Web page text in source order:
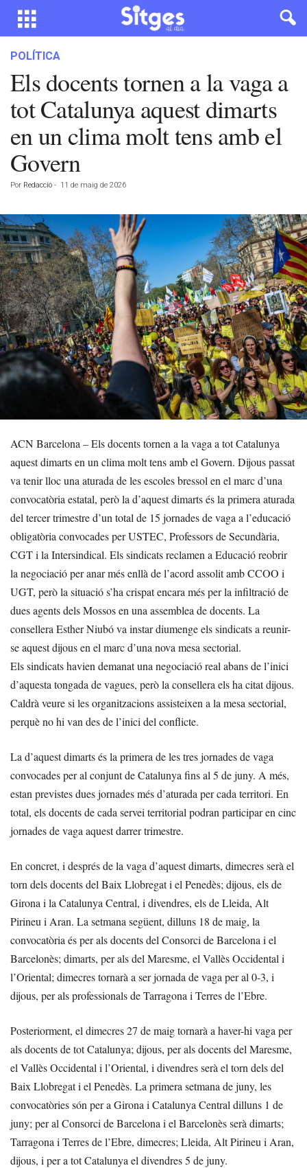
POLÍTICA
Els docents tornen a la vaga a
tot Catalunya aquest dimarts
en un clima molt tens amb el
Govern
Por Redacció - 11 de maig de 2026
ACN Barcelona – Els docents tornen a la vaga a tot Catalunya
aquest dimarts en un clima molt tens amb el Govern. Dijous passat
va tenir lloc una aturada de les escoles bressol en el marc d’una
convocatòria estatal, però la d’aquest dimarts és la primera aturada
del tercer trimestre d’un total de 15 jornades de vaga a l’educació
obligatòria convocades per USTEC, Professors de Secundària,
CGT i la Intersindical. Els sindicats reclamen a Educació reobrir
la negociació per anar més enllà de l’acord assolit amb CCOO i
UGT, però la situació s’ha crispat encara més per la infiltració de
dues agents dels Mossos en una assemblea de docents. La
consellera Esther Niubó va instar diumenge els sindicats a reunir-
se aquest dijous en el marc d’una nova mesa sectorial.
Els sindicats havien demanat una negociació real abans de l’inici
d’aquesta tongada de vagues, però la consellera els ha citat dijous.
Caldrà veure si les organitzacions assisteixen a la mesa sectorial,
perquè no hi van des de l’inici del conflicte.
La d’aquest dimarts és la primera de les tres jornades de vaga
convocades per al conjunt de Catalunya fins al 5 de juny. A més,
estan previstes dues jornades més d’aturada per cada territori. En
total, els docents de cada servei territorial podran participar en cinc
jornades de vaga aquest darrer trimestre.
En concret, i després de la vaga d’aquest dimarts, dimecres serà el
torn dels docents del Baix Llobregat i el Penedès; dijous, els de
Girona i la Catalunya Central, i divendres, els de Lleida, Alt
Pirineu i Aran. La setmana següent, dilluns 18 de maig, la
convocatòria és per als docents del Consorci de Barcelona i el
Barcelonès; dimarts, per als del Maresme, el Vallès Occidental i
l’Oriental; dimecres tornarà a ser jornada de vaga per al 0-3, i
dijous, per als professionals de Tarragona i Terres de l’Ebre.
Posteriorment, el dimecres 27 de maig tornarà a haver-hi vaga per
als docents de tot Catalunya; dijous, per als docents del Maresme,
el Vallès Occidental i l’Oriental, i divendres serà el torn dels del
Baix Llobregat i el Penedès. La primera setmana de juny, les
convocatòries són per a Girona i Catalunya Central dilluns 1 de
juny; per al Consorci de Barcelona i el Barcelonès serà dimarts;
Tarragona i Terres de l’Ebre, dimecres; Lleida, Alt Pirineu i Aran,
dijous, i per a tot Catalunya el divendres 5 de juny.